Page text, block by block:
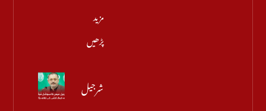
مزید
پڑھیں
شرجیل